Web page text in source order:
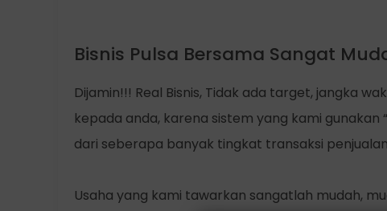
Bisnis Pulsa Bersama Sangat
Dijamin!!! Real Bisnis, Tidak ada target, jangka
kepada anda, karena sistem yang kami gunakan
dari seberapa banyak tingkat transaksi
Usaha yang kami tawarkan sangatlah mudah,